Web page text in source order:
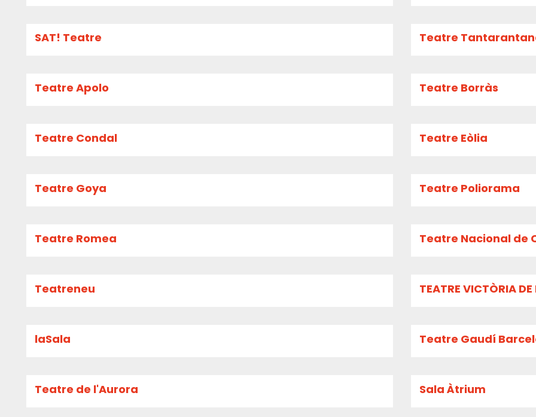
SAT! Teatre Teatre
Teatre Apolo Teatre Borràs
Teatre Condal Teatre Eòlia
Teatre Goya Teatre Poliorama
Teatre Romea Teatre Nacional de
Teatreneu TEATRE VICTÒRIA
laSala Teatre Gaudí
Teatre de l'Aurora Sala Àtrium